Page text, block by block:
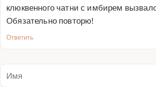
клюквенного чатни с имбирем
Обязательно повторю!
Ответить